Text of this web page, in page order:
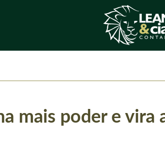
mais poder e vira